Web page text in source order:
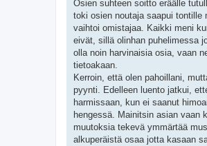
Osien suhteen soitto eräälle
toki osien noutaja saapui tontille
vaihtoi omistajaa. Kaikki meni
eivät, sillä olinhan puhelimessa
olla noin harvinaisia osia, vaan
tietoakaan.
Kerroin, että olen pahoillani,
pyynti. Edelleen luento jatkui,
harmissaan, kun ei saanut
hengessä. Mainitsin asian vaan
muutoksia tekevä ymmärtää
alkuperäistä osaa jotta kasaan